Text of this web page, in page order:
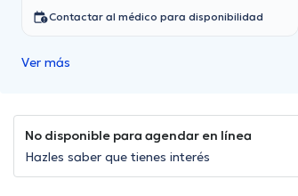
Contactar al médico para disponibilidad
Ver más
No disponible para agendar en línea
Hazles saber que tienes interés